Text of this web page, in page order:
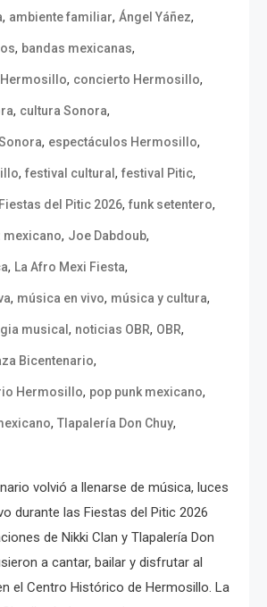
, ambiente familiar, Ángel Yáñez,
, bandas mexicanas,
, concierto Hermosillo,
, cultura Sonora,
, espectáculos Hermosillo,
, festival cultural , festival Pitic,
Fiestas del Pitic 2026, funk setentero,
mexicano, Joe Dabdoub,
, La Afro Mexi Fiesta,
, música en vivo, música y cultura,
musical , noticias OBR, OBR,
Bicentenario,
Hermosillo, pop punk mexicano,
, Tlapalería Don Chuy,
volvió a llenarse de música, luces
durante las Fiestas del Pitic 2026
de Nikki Clan y Tlapalería Don
a cantar, bailar y disfrutar al
el Centro Histórico de Hermosillo. La